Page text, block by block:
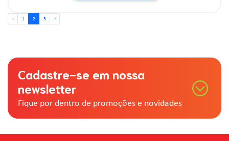
‹ 1 2 3 ›
Cadastre-se em nossa
newsletter
Fique por dentro de promoções e novidades